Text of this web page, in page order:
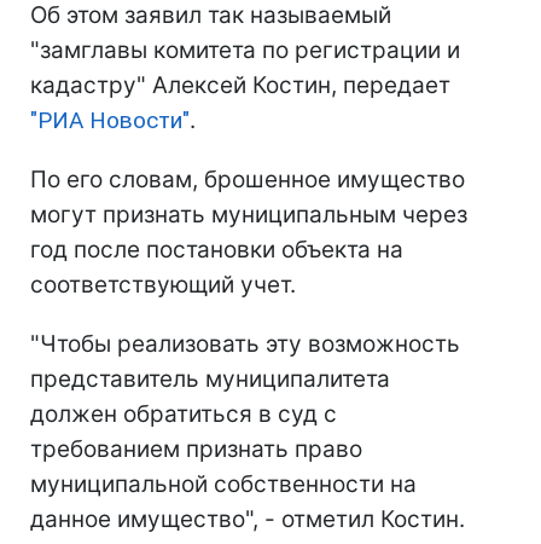
Об этом заявил так называемый
"замглавы комитета по регистрации и
кадастру" Алексей Костин, передает
"РИА Новости".
По его словам, брошенное имущество
могут признать муниципальным через
год после постановки объекта на
соответствующий учет.
"Чтобы реализовать эту возможность
представитель муниципалитета
должен обратиться в суд с
требованием признать право
муниципальной собственности на
данное имущество", - отметил Костин.